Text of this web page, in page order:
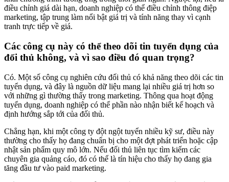
điều chỉnh giá dài hạn, doanh nghiệp có thể điều chỉnh thông điệp
marketing, tập trung làm nổi bật giá trị và tính năng thay vì cạnh
tranh trực tiếp về giá.
Các công cụ này có thể theo dõi tin tuyển dụng của
đối thủ không, và vì sao điều đó quan trọng?
Có. Một số công cụ nghiên cứu đối thủ có khả năng theo dõi các tin
tuyển dụng, và đây là nguồn dữ liệu mang lại nhiều giá trị hơn so
với những gì thường thấy trong marketing. Thông qua hoạt động
tuyển dụng, doanh nghiệp có thể phần nào nhận biết kế hoạch và
định hướng sắp tới của đối thủ.
Chẳng hạn, khi một công ty đột ngột tuyển nhiều kỹ sư, điều này
thường cho thấy họ đang chuẩn bị cho một đợt phát triển hoặc cập
nhật sản phẩm quy mô lớn. Nếu đối thủ liên tục tìm kiếm các
chuyên gia quảng cáo, đó có thể là tín hiệu cho thấy họ đang gia
tăng đầu tư vào paid marketing.